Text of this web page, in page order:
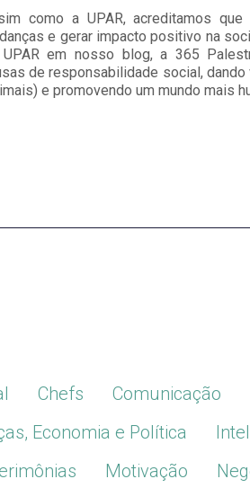
como a UPAR, acreditamos
e gerar impacto positivo na
em nosso blog, a 365
de responsabilidade social,
e promovendo um mundo mais
Chefs Comunicação
Economia e Política
Motivação